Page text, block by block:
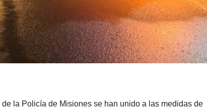
la Policía de Misiones se han unido a las medidas de